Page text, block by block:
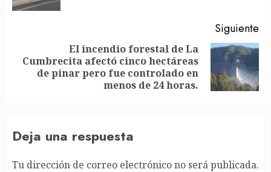
Siguiente
Siguiente
entrada:
El incendio forestal de La
Cumbrecita afectó cinco hectáreas
de pinar pero fue controlado en
menos de 24 horas.
Deja una respuesta
Tu dirección de correo electrónico no será publicada.